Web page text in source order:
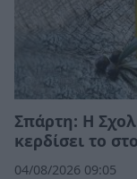
Σπάρτη: Η
κερδίσει το
04/08/2026 09:05